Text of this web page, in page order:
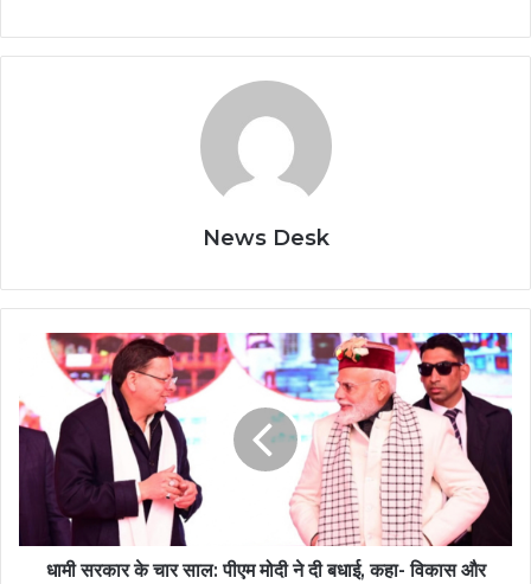
News Desk
सरकार
चार
दी
बधाई,धामी सरकार के चार साल: पीएम मोदी ने दी बधाई, कहा- विकास और